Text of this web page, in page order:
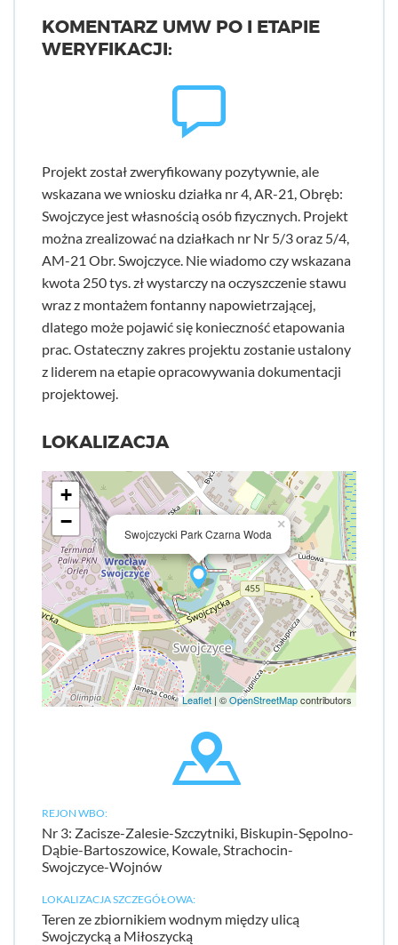
KOMENTARZ UMW PO I ETAPIE
WERYFIKACJI:
Projekt został zweryfikowany pozytywnie, ale
wskazana we wniosku działka nr 4, AR-21, Obręb:
Swojczyce jest własnością osób fizycznych. Projekt
można zrealizować na działkach nr Nr 5/3 oraz 5/4,
AM-21 Obr. Swojczyce. Nie wiadomo czy wskazana
kwota 250 tys. zł wystarczy na oczyszczenie stawu
wraz z montażem fontanny napowietrzającej,
dlatego może pojawić się konieczność etapowania
prac. Ostateczny zakres projektu zostanie ustalony
z liderem na etapie opracowywania dokumentacji
projektowej.
LOKALIZACJA
Swojczycki Park Czarna Woda
×
+
−
Leaflet | ©OpenStreetMapcontributors
REJON WBO:
Nr 3: Zacisze-Zalesie-Szczytniki, Biskupin-Sępolno-
Dąbie-Bartoszowice, Kowale, Strachocin-
Swojczyce-Wojnów
LOKALIZACJA SZCZEGÓŁOWA:
Teren ze zbiornikiem wodnym między ulicą
Swojczycką a Miłoszycką